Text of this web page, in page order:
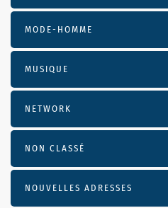
MODE-HOMME
MUSIQUE
NETWORK
NON CLASSÉ
NOUVELLES ADRESSES